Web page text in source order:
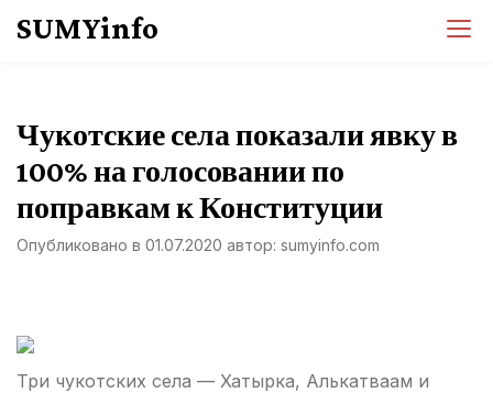
SUMYinfo
Чукотские села показали явку в
100% на голосовании по
поправкам к Конституции
Опубликовано в 01.07.2020 автор: sumyinfo.com
Три чукотских села — Хатырка, Алькатваам и